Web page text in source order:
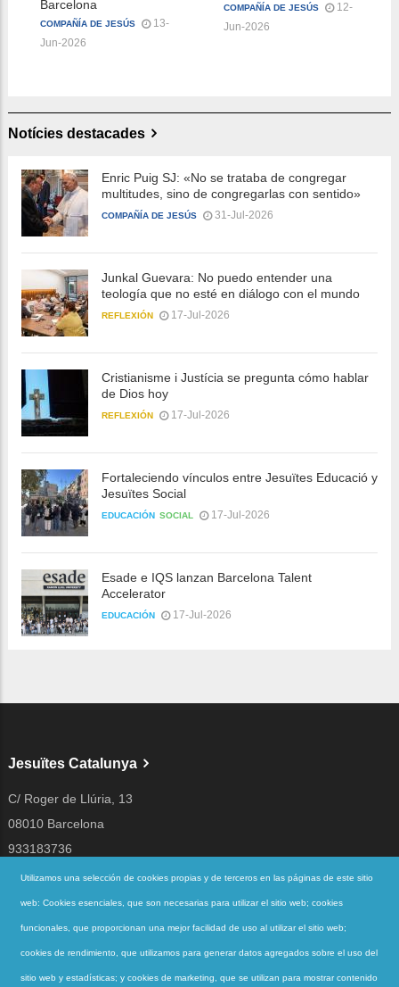
Barcelona
COMPAÑÍA DE JESÚS
13-
Jun-2026
COMPAÑÍA DE JESÚS
12-
Jun-2026
Notícies destacades
Enric Puig SJ: «No se trataba de congregar
multitudes, sino de congregarlas con sentido»
COMPAÑÍA DE JESÚS 31-Jul-2026
Junkal Guevara: No puedo entender una
teología que no esté en diálogo con el mundo
REFLEXIÓN 17-Jul-2026
Cristianisme i Justícia se pregunta cómo hablar
de Dios hoy
REFLEXIÓN 17-Jul-2026
Fortaleciendo vínculos entre Jesuïtes Educació y
Jesuïtes Social
EDUCACIÓN SOCIAL 17-Jul-2026
Esade e IQS lanzan Barcelona Talent
Accelerator
EDUCACIÓN 17-Jul-2026
Jesuïtes Catalunya
C/ Roger de Llúria, 13
08010 Barcelona
933183736
jesuites@jesuites.net
Siguenos en
Utilizamos una selección de cookies propias y de terceros en las páginas de este sitio
web: Cookies esenciales, que son necesarias para utilizar el sitio web; cookies
funcionales, que proporcionan una mejor facilidad de uso al utilizar el sitio web;
cookies de rendimiento, que utilizamos para generar datos agregados sobre el uso del
sitio web y estadísticas; y cookies de marketing, que se utilizan para mostrar contenido